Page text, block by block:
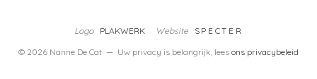
Logo PLAKWERK Website
SPECTER
© 2026 Nanne De Cat — Uw privacy is belangrijk, lees ons privacybeleid